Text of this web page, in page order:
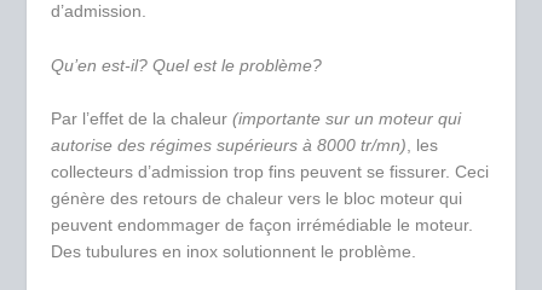
d’admission.
Qu’en est-il? Quel est le problème?
Par l’effet de la chaleur(importante sur un moteur qui
autorise des régimes supérieurs à 8000 tr/mn) , les
collecteurs d’admission trop fins peuvent se fissurer. Ceci
génère des retours de chaleur vers le bloc moteur qui
peuvent endommager de façon irrémédiable le moteur.
Des tubulures en inox solutionnent le problème.